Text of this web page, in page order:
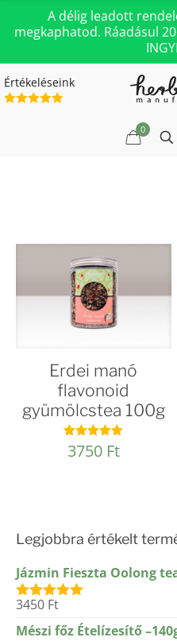
A délig leadott
megkaphatod. Ráadásul
Értékeléseink
0
Erdei manó
flavonoid
gyümölcstea 100g
Értékelés:
4.93
3750 Ft
Legjobbra értékelt
Jázmin Fieszta Oolong
Értékelés:
3450 Ft
Mészi főz Ételízesítő